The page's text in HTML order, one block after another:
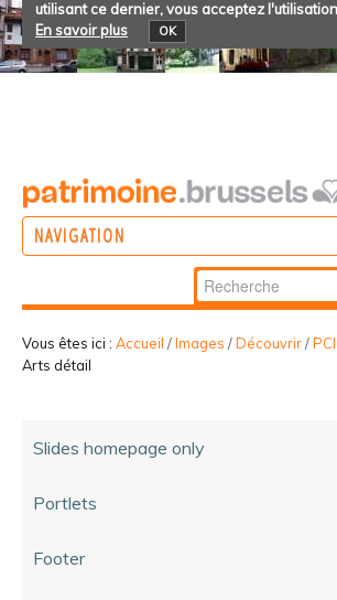
utilisant ce dernier, vous acceptez
En savoir plus
OK
NAVIGATION
PARTICIPER
Chercher par
Recherche
avancée…
Vous êtes ici : Accueil /Images /Découvrir/PCI
Arts détail
Slides homepage only
Portlets
Footer